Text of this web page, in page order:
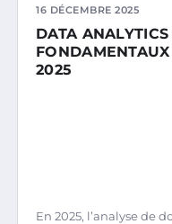
16 DÉCEMBRE 2025
DATA
2025
En 2025, l’analyse de